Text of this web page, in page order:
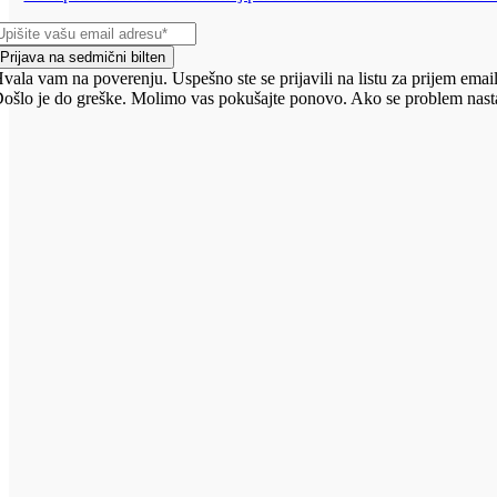
Prijava na sedmični bilten
vam na poverenju. Uspešno ste se prijavili na listu za prijem
je do greške. Molimo vas pokušajte ponovo. Ako se problem